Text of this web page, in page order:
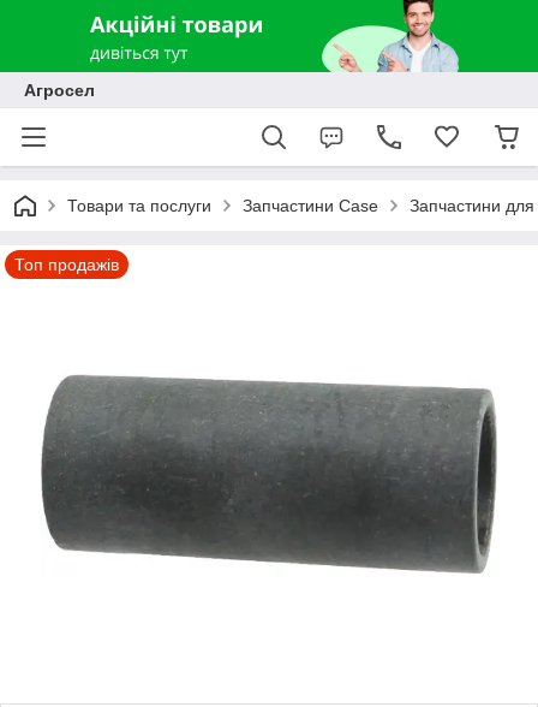
Агросел
Товари та послуги Запчастини Case Запчастини для
Топ продажів